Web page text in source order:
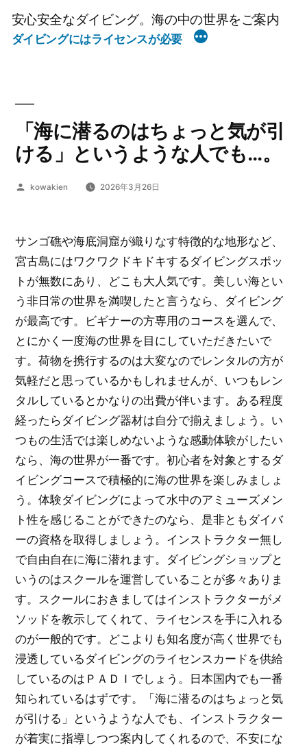
安心安全なダイビング。海の中の世界をご案内
ダイビングにはライセンスが必要
「海に潜るのはちょっと気が引
ける」というような人でも…。
投
kowakien 2026年3月26日
サンゴ礁や海底洞窟が織りなす特徴的な地形など、
宮古島にはワクワクドキドキするダイビングスポッ
トが無数にあり、どこも大人気です。美しい海とい
う非日常の世界を満喫したと言うなら、ダイビング
が最高です。ビギナーの方専用のコースを選んで、
とにかく一度海の世界を目にしていただきたいで
す。荷物を携行するのは大変なのでレンタルの方が
気軽だと思っているかもしれませんが、いつもレン
タルしているとかなりの出費が伴います。ある程度
経ったらダイビング器材は自分で揃えましょう。い
つもの生活では楽しめないような感動体験がしたい
なら、海の世界が一番です。初心者を対象とするダ
イビングコースで積極的に海の世界を楽しみましょ
う。体験ダイビングによって水中のアミューズメン
ト性を感じることができたのなら、是非ともダイバ
ーの資格を取得しましょう。インストラクター無し
で自由自在に海に潜れます。ダイビングショップと
いうのはスクールを運営していることが多々ありま
す。スクールにおきましてはインストラクターがメ
ソッドを教示してくれて、ライセンスを手に入れる
のが一般的です。どこよりも知名度が高く世界でも
浸透しているダイビングのライセンスカードを供給
しているのはＰＡＤＩでしょう。日本国内でも一番
知られているはずです。「海に潜るのはちょっと気
が引ける」というような人でも、インストラクター
が着実に指導しつつ案内してくれるので、不安にな